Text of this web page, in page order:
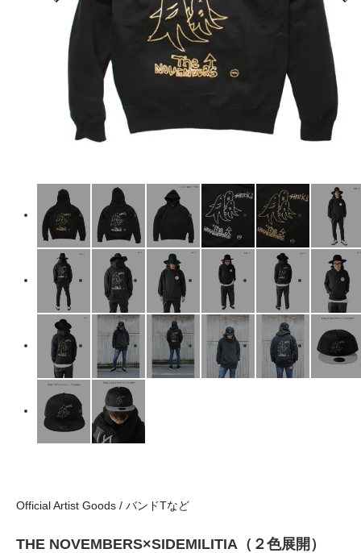
Official Artist Goods / バンドTなど
THE NOVEMBERS×SIDEMILITIA（２色展開）